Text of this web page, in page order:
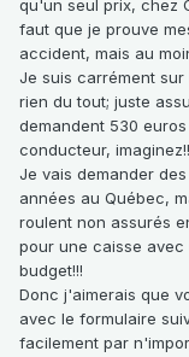
qu'un seul prix, chez
faut que je prouve
accident, mais au
Je suis carrément
rien du tout; juste
demandent 530
conducteur,
Je vais demander
années au Québec,
roulent non assurés
pour une caisse
budget!!!
Donc j'aimerais que
avec le formulaire
facilement par